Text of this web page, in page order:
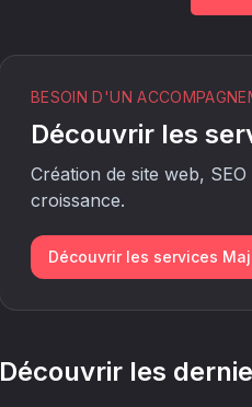
BESOIN D'UN
Découvrir les
Création de site web,
croissance.
Découvrir les services
Découvrir les